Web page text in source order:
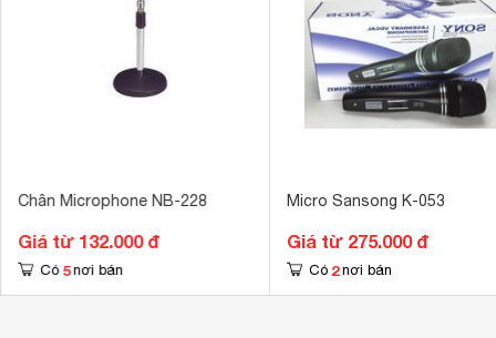
Chân Microphone NB-228
Giá từ 132.000 đ
Có 5 nơi bán
Micro Sansong K-053
Giá từ 275.000 đ
Có 2 nơi bán